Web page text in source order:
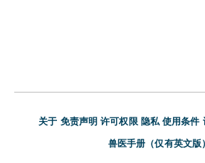
关于 免责声明 许可权限 隐私 使用条件
兽医手册（仅有英文版）